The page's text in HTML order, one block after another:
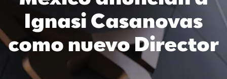
Ignasi Casanovas
como nuevo Director
de Marketing